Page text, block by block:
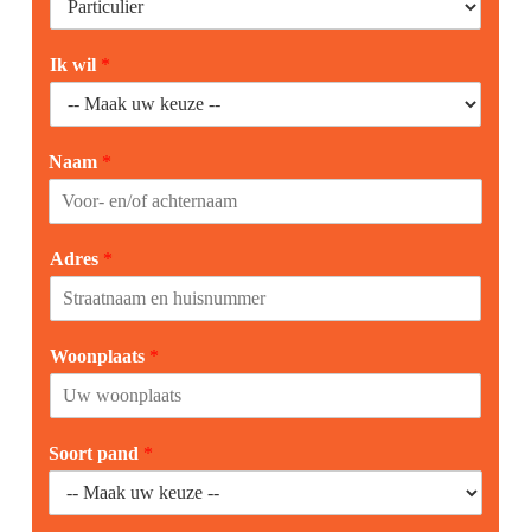
Ik wil *
Naam *
Adres *
Woonplaats *
Soort pand *